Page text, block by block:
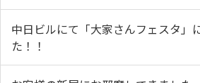
中日ビルにて「大家さんフェスタ」
た！！